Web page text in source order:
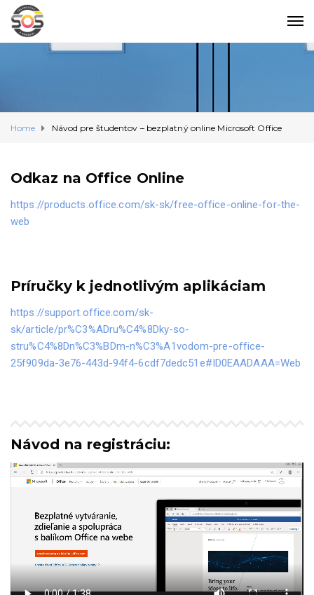
Home Návod pre študentov – bezplatný online Microsoft Office
Odkaz na Office Online
https://products.office.com/sk-sk/free-office-online-for-the-
web
Príručky k jednotlivým aplikáciam
https://support.office.com/sk-
sk/article/pr%C3%ADru%C4%8Dky-so-
stru%C4%8Dn%C3%BDm-n%C3%A1vodom-pre-office-
25f909da-3e76-443d-94f4-6cdf7dedc51e#ID0EAADAAA=Web
Návod na registráciu: